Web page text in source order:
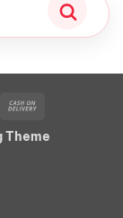
Delivery
Theme